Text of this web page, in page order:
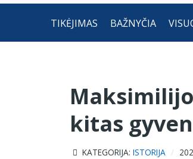
TIKĖJIMAS BAŽNYČIA
kitas
KATEGORIJA: ISTORIJA